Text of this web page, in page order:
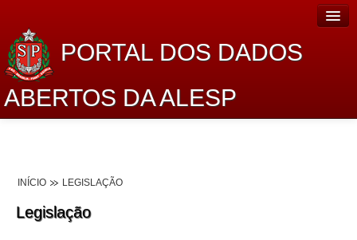
PORTAL DOS DADOS
ABERTOS DA ALESP
Dados Abertos Alesp
Lei de Acesso à Informação
INÍCIO LEGISLAÇÃO
Legislação